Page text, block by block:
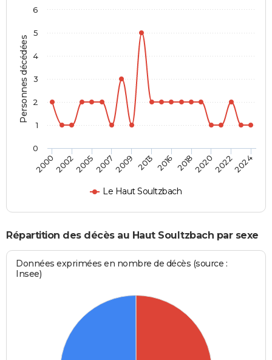
Personnes décédées
Le Haut Soultzbach
20002002200520072009 2013 2016 2018202020222024
0
1
2
3
4
5
6
Répartition des décès au Haut Soultzbach par sexe
Données exprimées en nombre de décès (source :
Insee)